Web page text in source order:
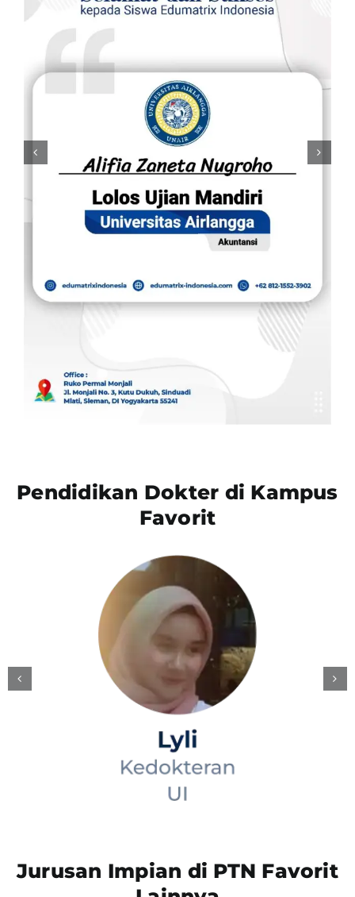
Pendidikan Dokter di Kampus
Favorit
Jurusan Impian di PTN Favorit